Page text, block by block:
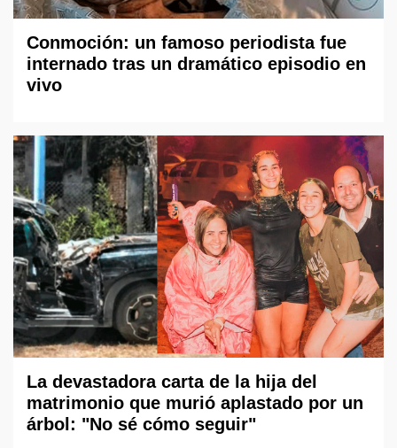
Conmoción: un famoso periodista fue
internado tras un dramático episodio en
vivo
La devastadora carta de la hija del
matrimonio que murió aplastado por un
árbol: "No sé cómo seguir"